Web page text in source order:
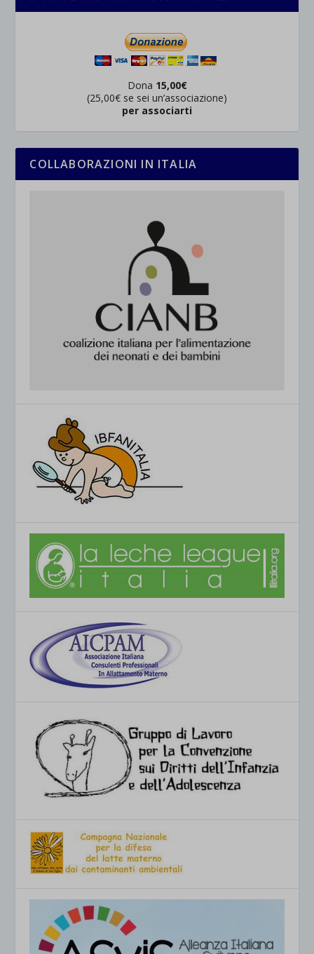
Dona 15,00€
(25,00€ se sei un’associazione)
per associarti
COLLABORAZIONI IN ITALIA